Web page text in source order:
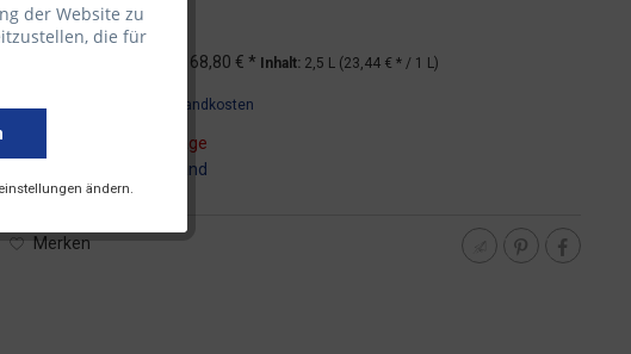
der Website zu
die für
ändern.
68,80 € * Inhalt: 2,5 L (23,44 € * / 1 L)
inkl. 19 % MwSt. zzgl. Versandkosten
Lieferzeit ca. 5-10 Tage
DHL - Versand
Merken